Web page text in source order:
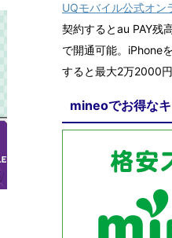
UQモバイル公式オン
契約するとau PAY残
で開通可能。iPhone
すると最大2万2000円
mineoでお得なキ